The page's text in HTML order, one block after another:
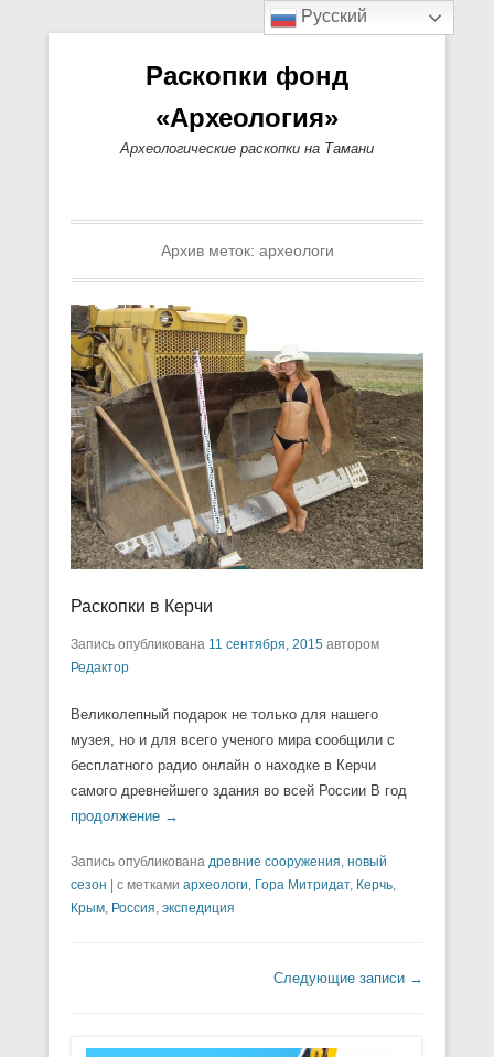
Раскопки фонд
«Археология»
Археологические раскопки на Тамани
Архив меток: археологи
Раскопки в Керчи
Запись опубликована 11 сентября, 2015 автором
Редактор
Великолепный подарок не только для нашего
музея, но и для всего ученого мира сообщили с
бесплатного радио онлайн о находке в Керчи
самого древнейшего здания во всей России В год
продолжение →
Запись опубликована древние сооружения, новый
сезон
с метками археологи, Гора Митридат, Керчь,
Крым, Россия, экспедиция
Следующие записи →
Русский